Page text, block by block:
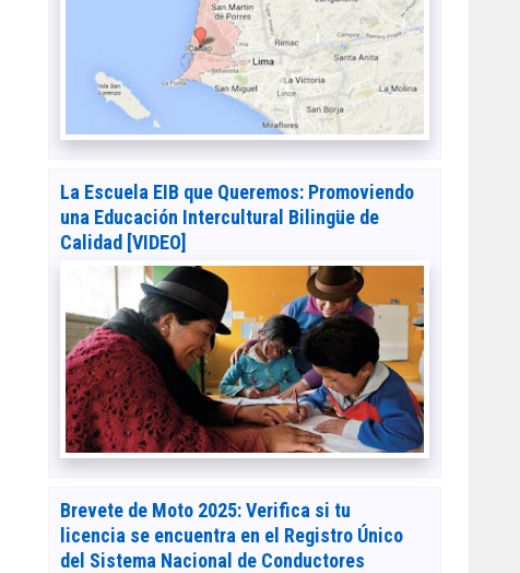
La Escuela EIB que Queremos: Promoviendo
una Educación Intercultural Bilingüe de
Calidad [VIDEO]
Brevete de Moto 2025: Verifica si tu
licencia se encuentra en el Registro Único
del Sistema Nacional de Conductores